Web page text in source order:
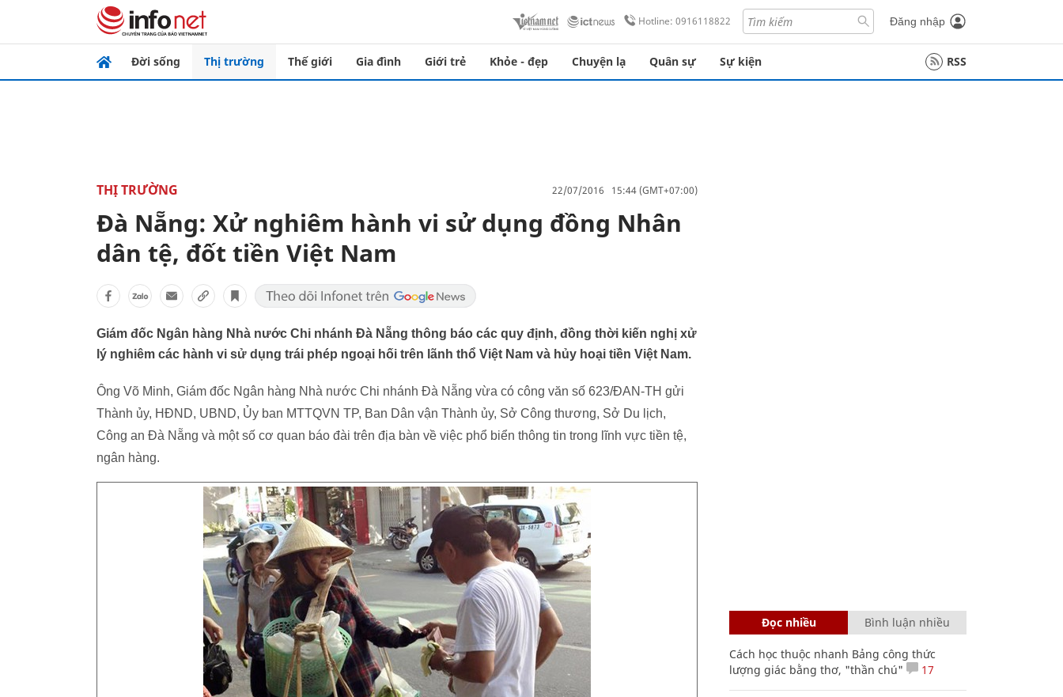
Hotline: 0916118822 Đăng nhập
Đời sống Thị trường Thế giới Gia đình Giới trẻ Khỏe - đẹp Chuyện lạ Quân sự Sự kiện RSS
THỊ TRƯỜNG 22/07/2016 15:44 (GMT+07:00)
Đà Nẵng: Xử nghiêm hành vi sử dụng đồng Nhân
dân tệ, đốt tiền Việt Nam
Giám đốc Ngân hàng Nhà nước Chi nhánh Đà Nẵng thông báo các quy định, đồng thời kiến nghị xử
lý nghiêm các hành vi sử dụng trái phép ngoại hối trên lãnh thổ Việt Nam và hủy hoại tiền Việt Nam.
Ông Võ Minh, Giám đốc Ngân hàng Nhà nước Chi nhánh Đà Nẵng vừa có công văn số 623/ĐAN-TH gửi
Thành ủy, HĐND, UBND, Ủy ban MTTQVN TP, Ban Dân vận Thành ủy, Sở Công thương, Sở Du lịch,
Công an Đà Nẵng và một số cơ quan báo đài trên địa bàn về việc phổ biển thông tin trong lĩnh vực tiền tệ,
ngân hàng.
Đọc nhiều Bình luận nhiều
Cách học thuộc nhanh Bảng công thức
lượng giác bằng thơ, "thần chú"
17